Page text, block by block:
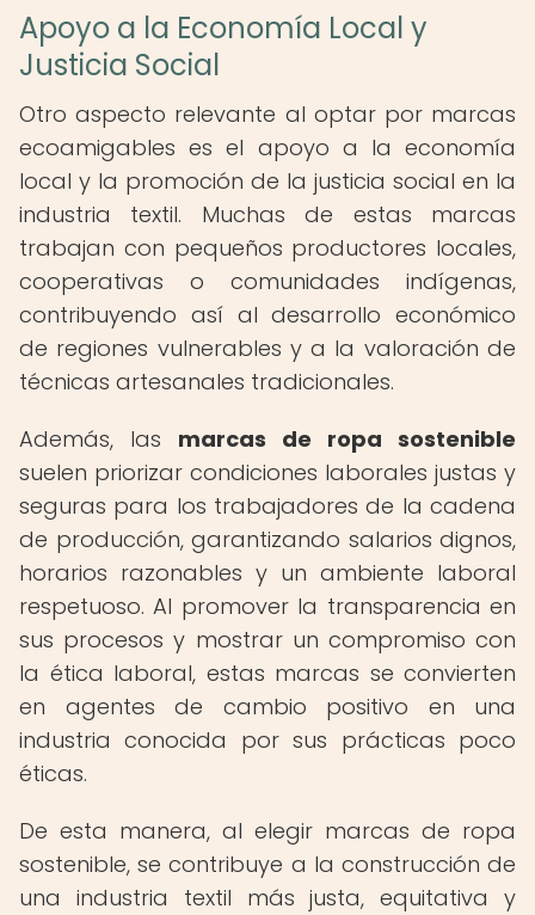
Apoyo a la Economía Local y
Justicia Social
Otro aspecto relevante al optar por marcas
ecoamigables es el apoyo a la economía
local y la promoción de la justicia social en la
industria textil. Muchas de estas marcas
trabajan con pequeños productores locales,
cooperativas o comunidades indígenas,
contribuyendo así al desarrollo económico
de regiones vulnerables y a la valoración de
técnicas artesanales tradicionales.
Además, las marcas de ropa sostenible
suelen priorizar condiciones laborales justas y
seguras para los trabajadores de la cadena
de producción, garantizando salarios dignos,
horarios razonables y un ambiente laboral
respetuoso. Al promover la transparencia en
sus procesos y mostrar un compromiso con
la ética laboral, estas marcas se convierten
en agentes de cambio positivo en una
industria conocida por sus prácticas poco
éticas.
De esta manera, al elegir marcas de ropa
sostenible, se contribuye a la construcción de
una industria textil más justa, equitativa y